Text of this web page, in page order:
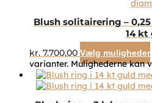
Blush solitairering –
14 kt
kr. 7.700,00 Vælg muligheder
varianter. Mulighederne kan